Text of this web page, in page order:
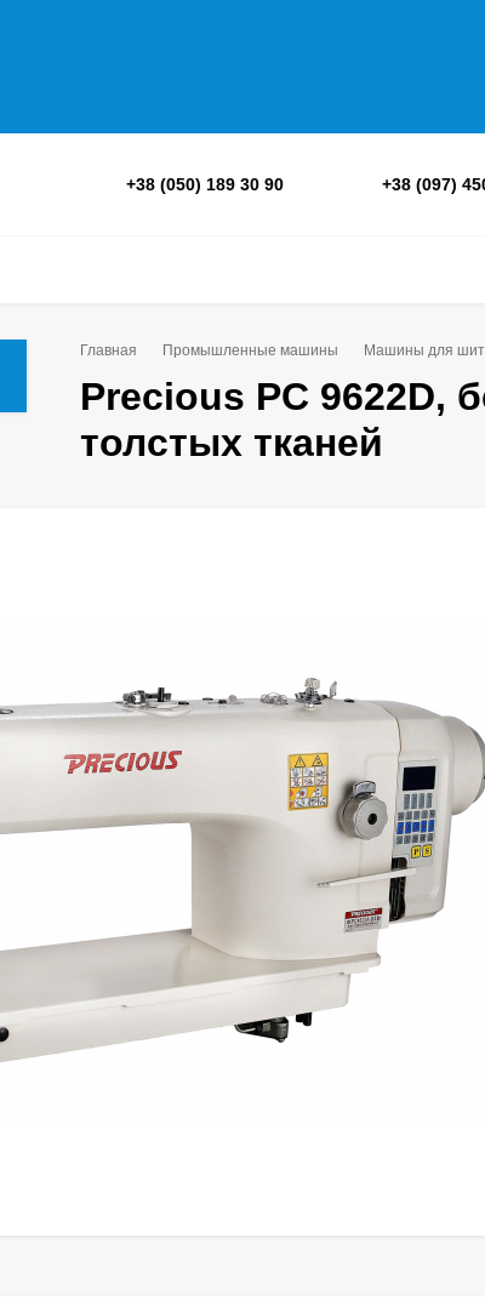
+38 (050) 189 30 90 +38 (097)
Главная Промышленные машины Машины для
Precious PC 9622D,
толстых тканей